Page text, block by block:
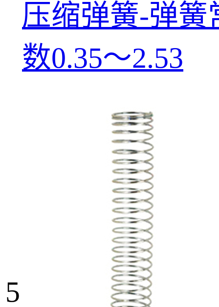
压缩弹簧-弹簧
数0.35～2.53
5